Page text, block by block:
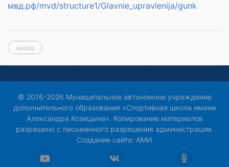
мвд.рф/mvd/structure1/Glavnie_upravlenija/gunk
назад
© 2016-2026 Муниципальное автономное учреждение
дополнительного образования «Спортивная школа имени
Александра Козицына». Копирование материалов
разрешено с письменного разрешения администрации.
Создание сайта: АМИ